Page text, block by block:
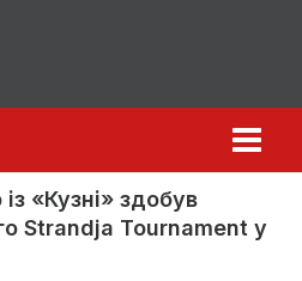
«Кузні» здобув
Strandja Tournament у